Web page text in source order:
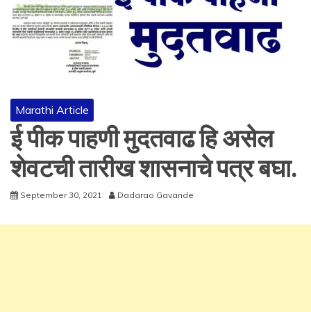
Marathi Article
ई पीक पाहणी मुदतवाढ हि असेल
शेवटची तारीख शासनाचे पत्र बघा.
September 30, 2021 Dadarao Gavande